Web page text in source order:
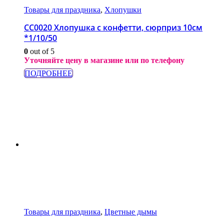
Товары для праздника, Хлопушки
СС0020 Хлопушка с конфетти, сюрприз 10см
*1/10/50
0 out of 5
Уточняйте цену в магазине или по телефону
ПОДРОБНЕЕ
Товары для праздника, Цветные дымы